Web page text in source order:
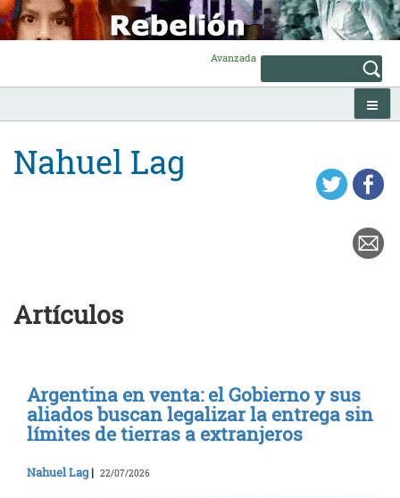
Skip
to
content
Avanzada
Nahuel Lag
Artículos
Argentina en venta: el Gobierno y sus
aliados buscan legalizar la entrega sin
límites de tierras a extranjeros
Nahuel Lag | 22/07/2026